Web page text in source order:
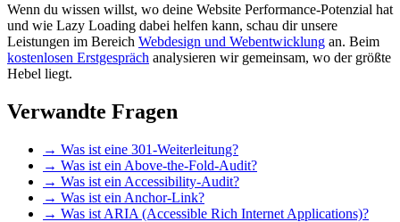
Wenn du wissen willst, wo deine Website Performance-Potenzial hat
und wie Lazy Loading dabei helfen kann, schau dir unsere
Leistungen im Bereich Webdesign und Webentwicklung an. Beim
kostenlosen Erstgespräch analysieren wir gemeinsam, wo der größte
Hebel liegt.
Verwandte Fragen
→ Was ist eine 301-Weiterleitung?
→ Was ist ein Above-the-Fold-Audit?
→ Was ist ein Accessibility-Audit?
→ Was ist ein Anchor-Link?
→ Was ist ARIA (Accessible Rich Internet Applications)?